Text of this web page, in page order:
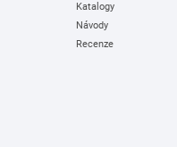
Katalogy
Návody
Recenze